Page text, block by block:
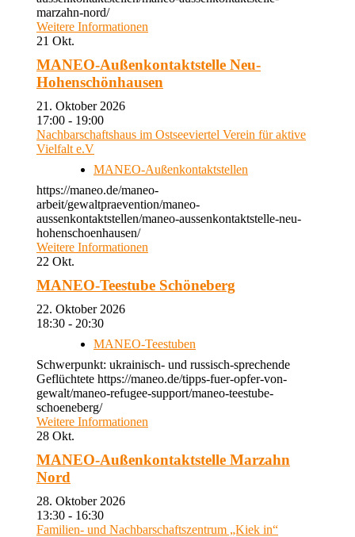
marzahn-nord/
Weitere Informationen
21 Okt.
MANEO-Außenkontaktstelle Neu-
Hohenschönhausen
21. Oktober 2026
17:00 - 19:00
Nachbarschaftshaus im Ostseeviertel Verein für aktive
Vielfalt e.V
MANEO-Außenkontaktstellen
https://maneo.de/maneo-
arbeit/gewaltpraevention/maneo-
aussenkontaktstellen/maneo-aussenkontaktstelle-neu-
hohenschoenhausen/
Weitere Informationen
22 Okt.
MANEO-Teestube Schöneberg
22. Oktober 2026
18:30 - 20:30
MANEO-Teestuben
Schwerpunkt: ukrainisch- und russisch-sprechende
Geflüchtete https://maneo.de/tipps-fuer-opfer-von-
gewalt/maneo-refugee-support/maneo-teestube-
schoeneberg/
Weitere Informationen
28 Okt.
MANEO-Außenkontaktstelle Marzahn
Nord
28. Oktober 2026
13:30 - 16:30
Familien- und Nachbarschaftszentrum „Kiek in“